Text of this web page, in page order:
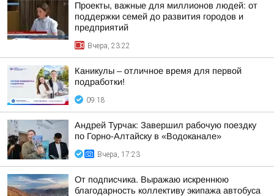
Проекты, важные для миллионов людей: от
поддержки семей до развития городов и
предприятий
Вчера, 23:22
Каникулы – отличное время для первой
подработки!
09:18
Андрей Турчак: Завершил рабочую поездку
по Горно-Алтайску в «Водоканале»
Вчера, 17:23
От подписчика. Выражаю искреннюю
благодарность коллективу экипажа автобуса